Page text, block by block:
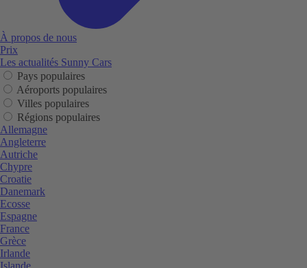
À propos de nous
Prix
Les actualités Sunny Cars
Pays populaires
Aéroports populaires
Villes populaires
Régions populaires
Allemagne
Angleterre
Autriche
Chypre
Croatie
Danemark
Ecosse
Espagne
France
Grèce
Irlande
Islande